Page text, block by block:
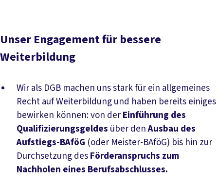
Unser Engagement für bessere
Weiterbildung
Wir als DGB machen uns stark für ein allgemeines
Recht auf Weiterbildung und haben bereits einiges
bewirken können: von derEinführung des
Qualifizierungsgeldes über denAusbau des
Aufstiegs-BAföG (oder Meister-BAföG) bis hin zur
Durchsetzung desFörderanspruchs zum
Nachholen eines Berufsabschlusses.